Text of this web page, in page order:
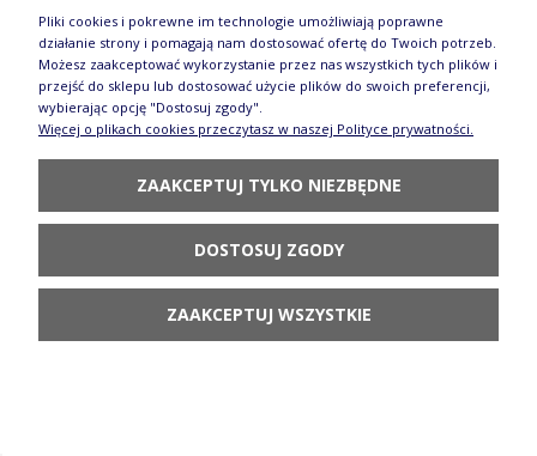
Talerz śniadaniowy ø 19,5 cm Bolesławiec
GU814DEK281Art
125,90 zł
POWIADOM O
Pliki cookies i pokrewne im technologie umożliwiają poprawne
działanie strony i pomagają nam dostosować ofertę do Twoich potrzeb.
Możesz zaakceptować wykorzystanie przez nas wszystkich tych plików i
przejść do sklepu lub dostosować użycie plików do swoich preferencji,
wybierając opcję "Dostosuj zgody".
Więcej o plikach cookies przeczytasz w naszej Polityce prywatności.
ZAAKCEPTUJ TYLKO NIEZBĘDNE
DOSTOSUJ ZGODY
ZAAKCEPTUJ WSZYSTKIE